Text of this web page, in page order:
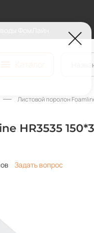
Листовой поролон
HR3535
Задать вопрос